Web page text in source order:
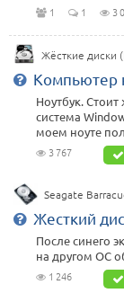
1 1 3
Жёсткие диски
Компьютер
Ноутбук. Стоит
система
моем ноуте
3 767
Seagate
Жесткий
После синего
на другом ОС
1 246